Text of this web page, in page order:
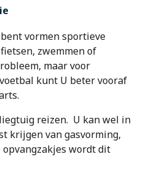
vormen sportieve
zwemmen of
maar voor
kunt U beter vooraf
reizen. U kan wel in
krijgen van gasvorming,
wordt dit